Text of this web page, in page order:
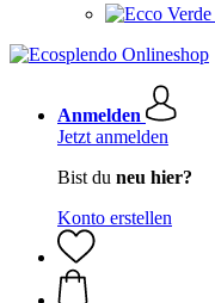
Anmelden
Jetzt anmelden
Bist du neu hier?
Konto erstellen